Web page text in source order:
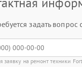
задать
заявку на ремонт техники